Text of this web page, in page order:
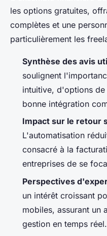
les options gratuites,
complètes et une
particulièrement les
Synthèse des avis
soulignent
intuitive, d'options
bonne intégration
Impact sur le retour
L'automatisation
consacré à la
entreprises de se
Perspectives
un intérêt croissant
mobiles, assurant un
gestion en temps réel.